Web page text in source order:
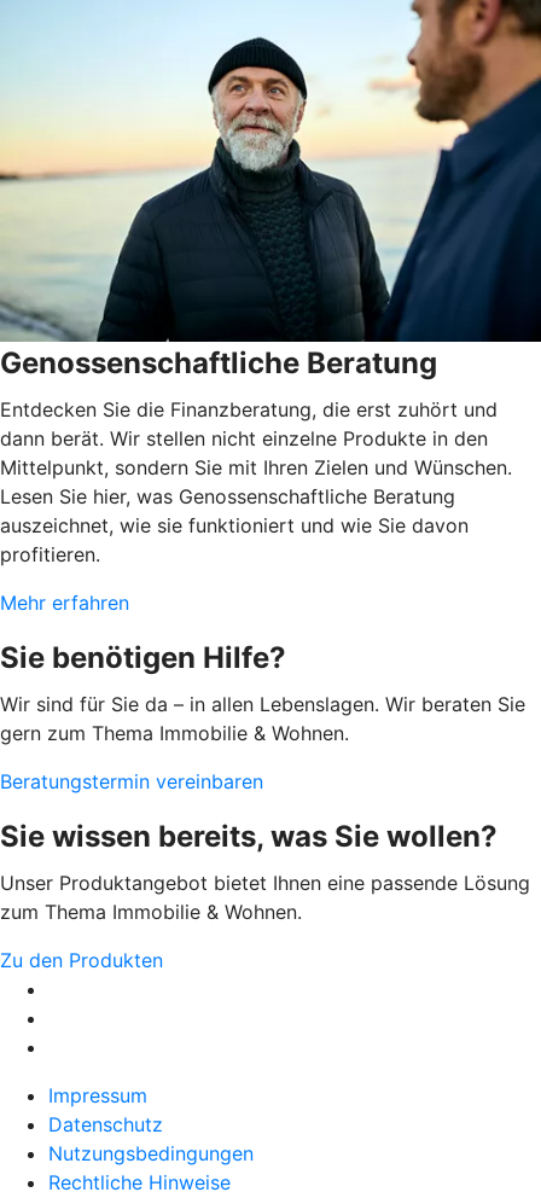
Genossenschaftliche Beratung
Entdecken Sie die Finanzberatung, die erst zuhört und
dann berät. Wir stellen nicht einzelne Produkte in den
Mittelpunkt, sondern Sie mit Ihren Zielen und Wünschen.
Lesen Sie hier, was Genossenschaftliche Beratung
auszeichnet, wie sie funktioniert und wie Sie davon
profitieren.
Mehr erfahren
Sie benötigen Hilfe?
Wir sind für Sie da – in allen Lebenslagen. Wir beraten Sie
gern zum Thema Immobilie & Wohnen.
Beratungstermin vereinbaren
Sie wissen bereits, was Sie wollen?
Unser Produktangebot bietet Ihnen eine passende Lösung
zum Thema Immobilie & Wohnen.
Zu den Produkten
Impressum
Datenschutz
Nutzungsbedingungen
Rechtliche Hinweise